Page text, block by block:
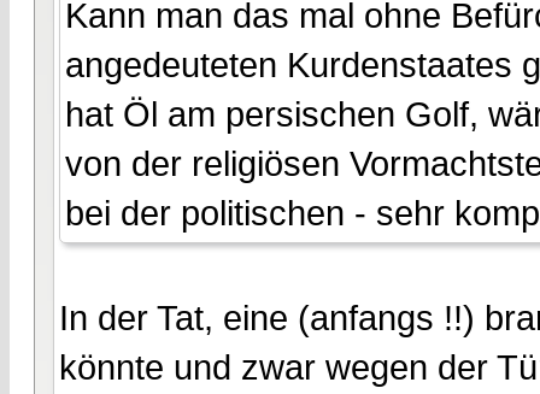
Kann man das mal ohne
angedeuteten Kurdenstaates
hat Öl am persischen Golf,
von der religiösen
bei der politischen - sehr
In der Tat, eine (anfangs !!)
könnte und zwar wegen der